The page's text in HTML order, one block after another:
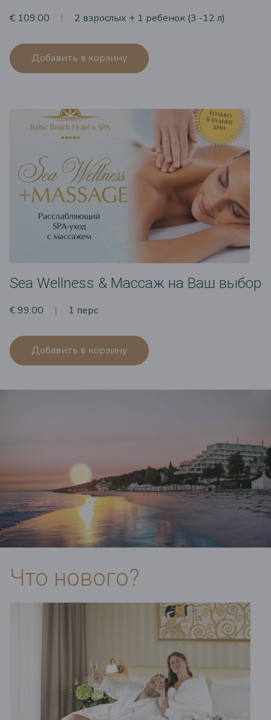
€ 109.00 2 взрослых + 1 ребенок (3 -12 л)
Добавить в корзину
Sea Wellness & Массаж на Ваш выбор
€ 99.00 1 перс
Добавить в корзину
Что нового?